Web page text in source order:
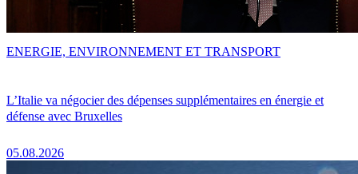
L’Italie va négocier des dépenses supplémentaires en énergie et
défense avec Bruxelles
05.08.2026
ENERGIE, ENVIRONNEMENT ET TRANSPORT